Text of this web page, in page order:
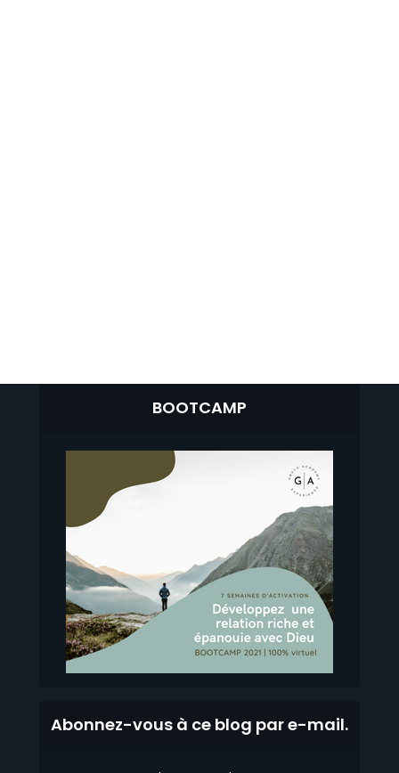
BOOTCAMP
Abonnez-vous à ce blog par e-mail.